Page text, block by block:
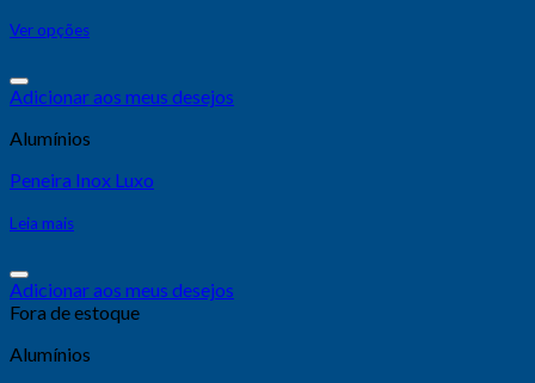
Ver opções
Adicionar aos meus desejos
Alumínios
Peneira Inox Luxo
Leia mais
Adicionar aos meus desejos
Fora de estoque
Alumínios